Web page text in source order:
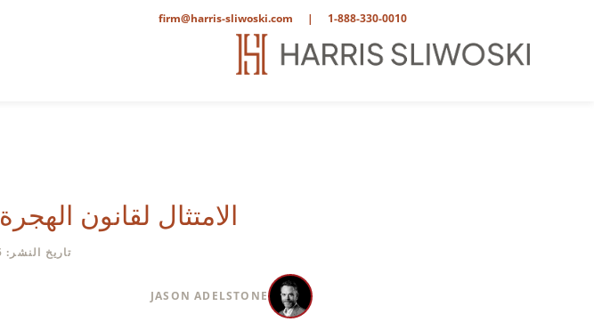
1-888-330-0010
|
firm@harris-sliwoski.com
الامتثال لقانون الهجرة I-9 للمطاعم والفنادق
تاريخ النشر: 25 مارس 2025
JASON ADELSTONE